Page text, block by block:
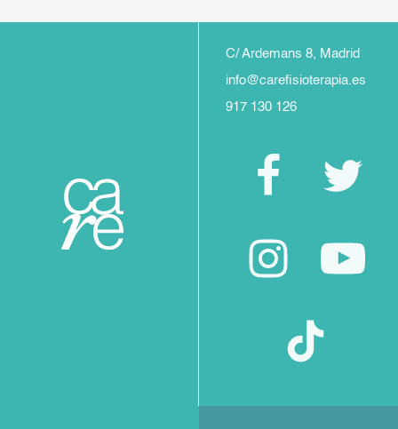
C/ Ardemans 8, Madrid
info@carefisioterapia.es
917 130 126